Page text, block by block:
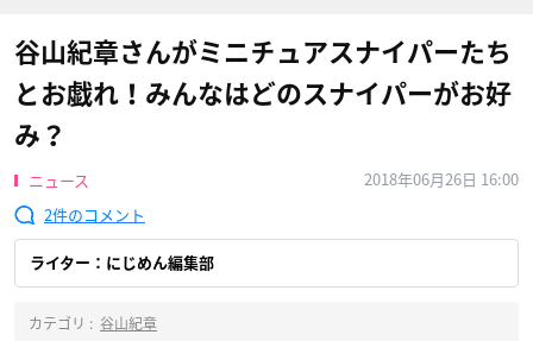
谷山紀章​さんがミニチュアスナイパーたち
とお戯れ！みんなはどのスナイパーがお好
み？
ニュース
2018年06月26日 16:00
2
ライター：にじめん編集部
カテゴリ : 谷山紀章